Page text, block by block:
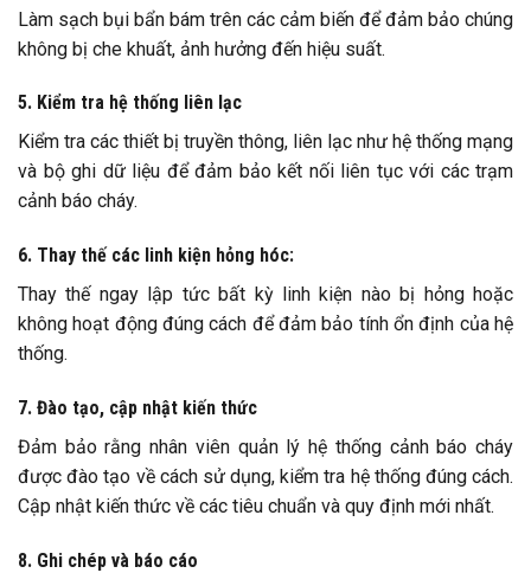
Làm sạch bụi bẩn bám trên các cảm biến để đảm bảo chúng
không bị che khuất, ảnh hưởng đến hiệu suất.
5. Kiểm tra hệ thống liên lạc
Kiểm tra các thiết bị truyền thông, liên lạc như hệ thống mạng
và bộ ghi dữ liệu để đảm bảo kết nối liên tục với các trạm
cảnh báo cháy.
6. Thay thế các linh kiện hỏng hóc:
Thay thế ngay lập tức bất kỳ linh kiện nào bị hỏng hoặc
không hoạt động đúng cách để đảm bảo tính ổn định của hệ
thống.
7. Đào tạo, cập nhật kiến thức
Đảm bảo rằng nhân viên quản lý hệ thống cảnh báo cháy
được đào tạo về cách sử dụng, kiểm tra hệ thống đúng cách.
Cập nhật kiến thức về các tiêu chuẩn và quy định mới nhất.
8. Ghi chép và báo cáo